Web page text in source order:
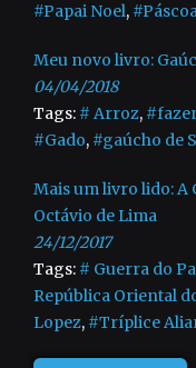
#Papai Noel,
Meu novo livro:
04/04/2018
Tags: # Arroz,
#Gado, #gaúcho de
Mais um livro lido: A
Octávio de Lima
24/12/2017
Tags: # Guerra do
República Oriental
Lopez, #Tríplice